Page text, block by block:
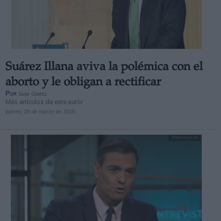
Suárez Illana aviva la polémica con el
aborto y le obligan a rectificar
Por Sara Gómez
Más artículos de este autor
jueves, 28 de marzo de 2019